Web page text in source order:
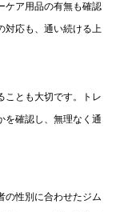
ケア用品の有無も確認
対応も、通い続ける上
ことも大切です。トレ
を確認し、無理なく通
の性別に合わせたジム